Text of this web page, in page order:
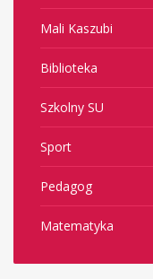
Mali Kaszubi
Biblioteka
Szkolny SU
Sport
Pedagog
Matematyka